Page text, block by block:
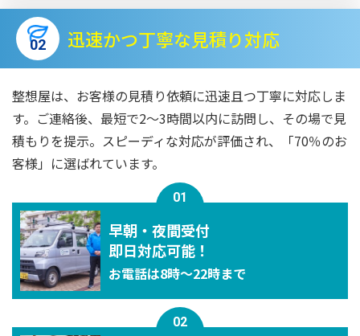
02 迅速かつ丁寧な見積り対応
整想屋は、お客様の見積り依頼に迅速且つ丁寧に対応しま
す。ご連絡後、最短で2〜3時間以内に訪問し、その場で見
積もりを提示。スピーディな対応が評価され、「70％のお
客様」に選ばれています。
01
早朝・夜間受付
即⽇対応可能！
お電話は8時〜22時まで
02